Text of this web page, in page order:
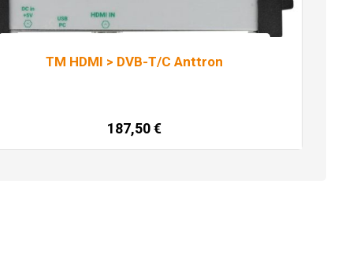
TM HDMI > DVB-T/C Anttron
187,50€
Dodaj u košaricu